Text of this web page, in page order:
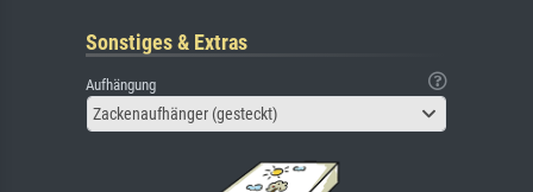
Sonstiges & Extras
Aufhängung
Zackenaufhänger (gesteckt)